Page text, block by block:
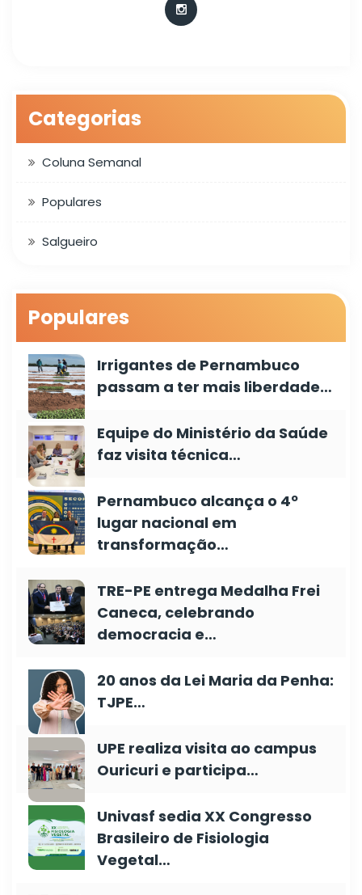
Categorias
Coluna Semanal
Populares
Salgueiro
Populares
Irrigantes de Pernambuco
passam a ter mais liberdade…
Equipe do Ministério da Saúde
faz visita técnica…
Pernambuco alcança o 4º
lugar nacional em
transformação…
TRE-PE entrega Medalha Frei
Caneca, celebrando
democracia e…
20 anos da Lei Maria da Penha:
TJPE…
UPE realiza visita ao campus
Ouricuri e participa…
Univasf sedia XX Congresso
Brasileiro de Fisiologia
Vegetal…